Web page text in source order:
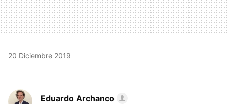
20 Diciembre 2019
Eduardo Archanco